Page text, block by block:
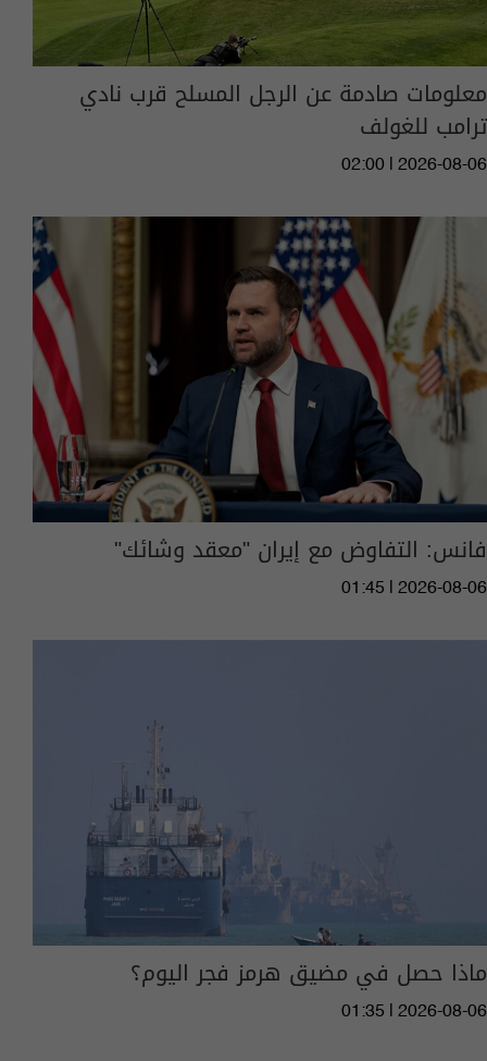
معلومات صادمة عن الرجل المسلح قرب نادي
ترامب للغولف
02:00 | 2026-08-06
فانس: التفاوض مع إيران "معقد وشائك"
01:45 | 2026-08-06
ماذا حصل في مضيق هرمز فجر اليوم؟
01:35 | 2026-08-06